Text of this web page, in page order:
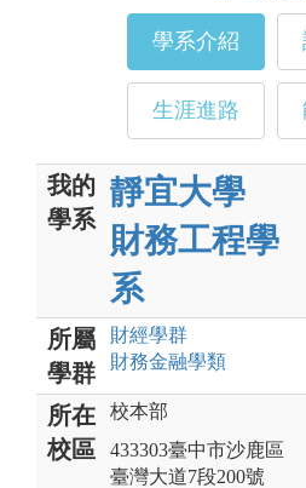
學系介紹
生涯進路
我的
學系
靜宜大學
財務工程學
系
所屬
學群
財經學群
財務金融學類
所在
校區
校本部
433303臺中市沙鹿區
臺灣大道7段200號